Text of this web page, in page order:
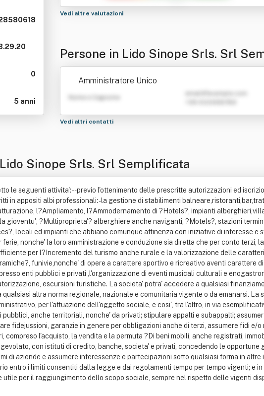
0
5 anni
Vedi altre valutazioni
Persone in Lido Sinope Srls. Srl
ificata
Amministratore Unico
Nome e Cognome
Vedi altri contatti
Sinope Srls. Srl Semplificata
le seguenti attivita': -- previo l'ottenimento delle prescritte autorizzazioni ed
in appositi albi professionali: - la gestione di stabilimenti
l?Ampliamento, l?Ammodernamento di ?Hotels?, impianti
gioventu', ?Multiproprieta'? alberghiere anche naviganti, ?Motels?, stazioni
locali ed impianti che abbiano comunque attinenza con iniziative di interesse e
ferie, nonche' la loro amministrazione e conduzione sia diretta che per conto terzi,
per l?Incremento del turismo anche rurale e la valorizzazione delle
funivie,nonche' di opere a carattere sportivo e ricreativo aventi carattere
enti pubblici e privati ,l'organizzazione di eventi musicali culturali e
escursioni turistiche. La societa' potra' accedere a qualsiasi
qualsiasi altra norma regionale, nazionale e comunitaria vigente o da emanarsi.
per l'attuazione dell'oggetto sociale, e cosi', tra l'altro, in via
pubblici, anche territoriali, nonche' da privati; stipulare appalti e subappalti;
fidejussioni, garanzie in genere per obbligazioni anche di terzi, assumere fidi e/
compreso l'acquisto, la vendita e la permuta ?Di beni mobili, anche registrati,
con istituti di credito, banche, societa' e privati, concedendo le opportune
di aziende e assumere interessenze e partecipazioni sotto qualsiasi forma in
entro i limiti consentiti dalla legge e dai regolamenti tempo per tempo vigenti; e
utile per il raggiungimento dello scopo sociale, sempre nel rispetto delle vigenti